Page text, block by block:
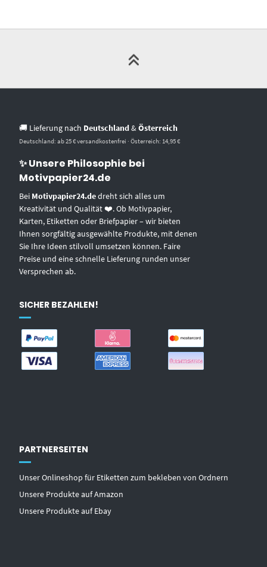
🚚 Lieferung nach Deutschland &Österreich
Deutschland: ab 25 € versandkostenfrei · Österreich: 14,95 €
✨ Unsere Philosophie bei
Motivpapier24.de
Bei Motivpapier24.dedreht sich alles um
Kreativität und Qualität ❤️. Ob Motivpapier,
Karten, Etiketten oder Briefpapier – wir bieten
Ihnen sorgfältig ausgewählte Produkte, mit denen
Sie Ihre Ideen stilvoll umsetzen können. Faire
Preise und eine schnelle Lieferung runden unser
Versprechen ab.
SICHER BEZAHLEN!
PARTNERSEITEN
Unser Onlineshop für Etiketten zum bekleben von Ordnern
Unsere Produkte auf Amazon
Unsere Produkte auf Ebay